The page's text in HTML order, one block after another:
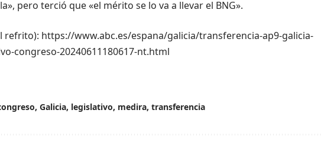
pero terció que «el mérito se lo va a llevar el BNG».
refrito): https://www.abc.es/espana/galicia/transferencia-ap9-galicia-
congreso-20240611180617-nt.html
, Galicia, legislativo, medira, transferencia